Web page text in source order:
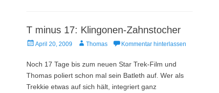
T minus 17: Klingonen-Zahnstocher
Veröffentlicht
April 20, 2009 AutorThomas Kommentar hinterlassen
Noch 17 Tage bis zum neuen Star Trek-Film und
Thomas poliert schon mal sein Batleth auf. Wer als
Trekkie etwas auf sich hält, integriert ganz